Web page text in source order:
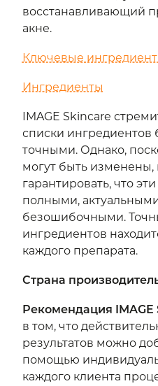
восстанавливающий
акне.
Ключевые
Ингредиенты
IMAGE Skincare
списки
точными. Однако,
могут быть
гарантировать, что
полными,
безошибочными.
ингредиентов
каждого препарата.
Страна
Рекомендация IMAGE
в том, что
результатов можно
помощью
каждого клиента